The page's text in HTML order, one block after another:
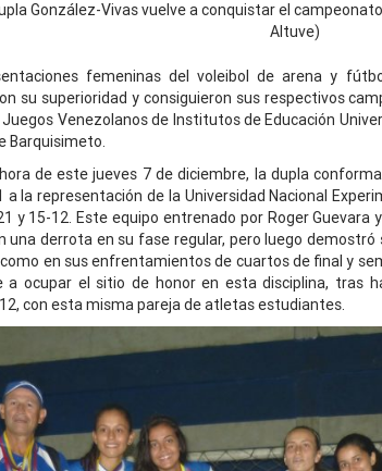
González-Vivas vuelve a conquistar el
Altuve)
femeninas del voleibol de arena y
su superioridad y consiguieron sus respectivos
Juegos Venezolanos de Institutos de Educación
Barquisimeto.
de este jueves 7 de diciembre, la dupla
a la representación de la Universidad Nacional
y 15-12. Este equipo entrenado por Roger Guevara
una derrota en su fase regular, pero luego
en sus enfrentamientos de cuartos de final y
a ocupar el sitio de honor en esta disciplina, tras
con esta misma pareja de atletas estudiantes.